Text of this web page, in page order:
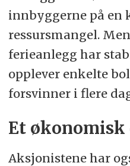
innbyggerne på en
ressursmangel.
ferieanlegg har
opplever enkelte
forsvinner i flere
Et
Aksjonistene har